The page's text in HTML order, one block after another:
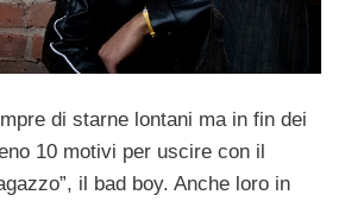
di starne lontani ma in fin dei
10 motivi per uscire con il
il bad boy. Anche loro in